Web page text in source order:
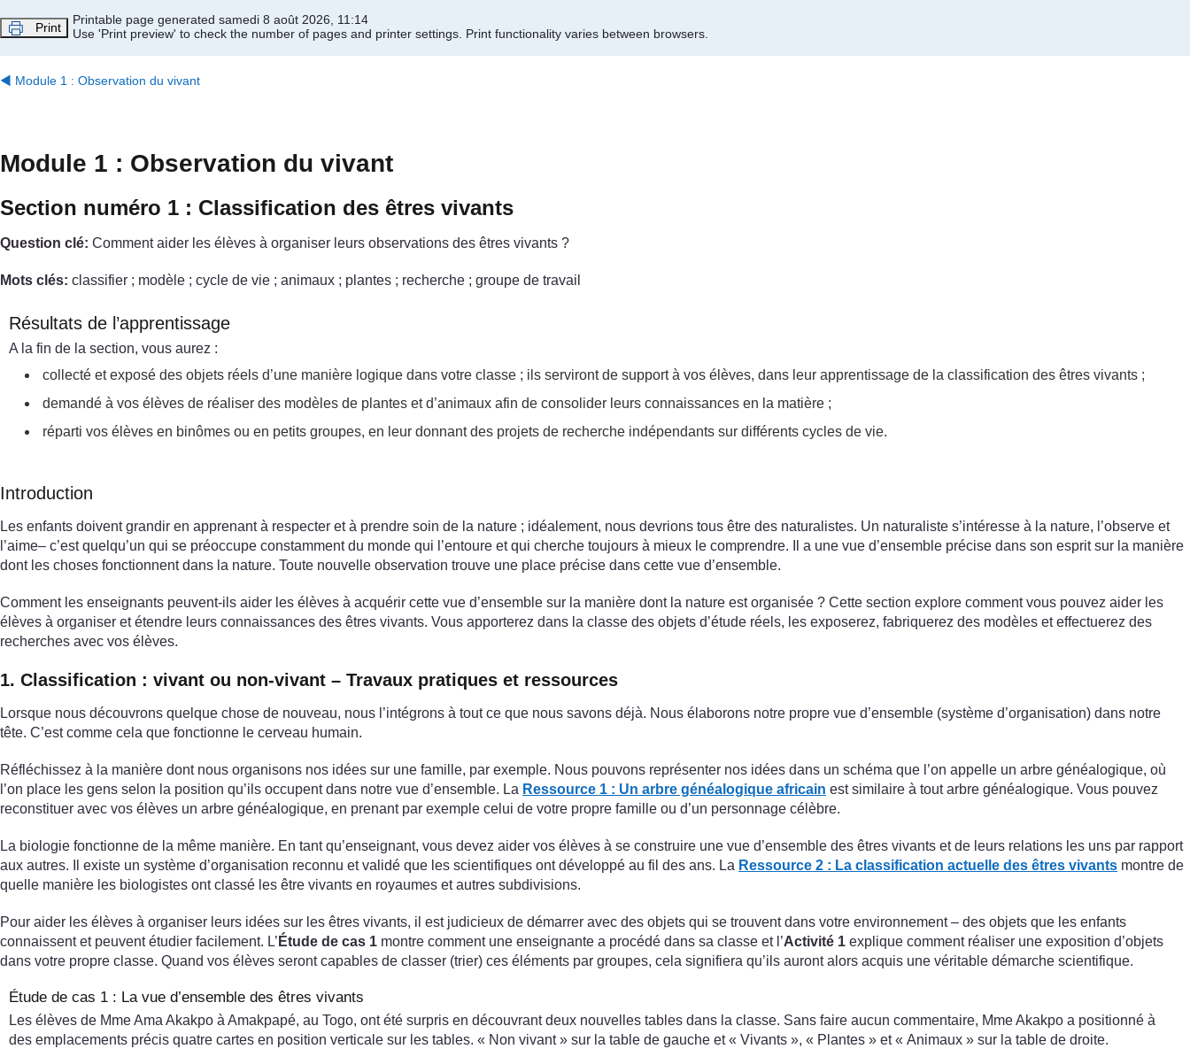
Print
Printable page generated samedi 8 août 2026, 11:14
Use 'Print preview' to check the number of pages and printer settings. Print functionality varies between browsers.
◀︎ Module 1 : Observation du vivant
Module 1 : Observation du vivant
Section numéro 1 : Classification des êtres vivants
Question clé: Comment aider les élèves à organiser leurs observations des êtres vivants ?
Mots clés: classifier ; modèle ; cycle de vie ; animaux ; plantes ; recherche ; groupe de travail
Résultats de l’apprentissage
A la fin de la section, vous aurez :
collecté et exposé des objets réels d’une manière logique dans votre classe ; ils serviront de support à vos élèves, dans leur apprentissage de la classification des êtres vivants ;
demandé à vos élèves de réaliser des modèles de plantes et d’animaux afin de consolider leurs connaissances en la matière ;
réparti vos élèves en binômes ou en petits groupes, en leur donnant des projets de recherche indépendants sur différents cycles de vie.
Introduction
Les enfants doivent grandir en apprenant à respecter et à prendre soin de la nature ; idéalement, nous devrions tous être des naturalistes. Un naturaliste s’intéresse à la nature, l’observe et
l’aime– c’est quelqu’un qui se préoccupe constamment du monde qui l’entoure et qui cherche toujours à mieux le comprendre. Il a une vue d’ensemble précise dans son esprit sur la manière
dont les choses fonctionnent dans la nature. Toute nouvelle observation trouve une place précise dans cette vue d’ensemble.
Comment les enseignants peuvent-ils aider les élèves à acquérir cette vue d’ensemble sur la manière dont la nature est organisée ? Cette section explore comment vous pouvez aider les
élèves à organiser et étendre leurs connaissances des êtres vivants. Vous apporterez dans la classe des objets d’étude réels, les exposerez, fabriquerez des modèles et effectuerez des
recherches avec vos élèves.
1. Classification : vivant ou non-vivant – Travaux pratiques et ressources
Lorsque nous découvrons quelque chose de nouveau, nous l’intégrons à tout ce que nous savons déjà. Nous élaborons notre propre vue d’ensemble (système d’organisation) dans notre
tête. C’est comme cela que fonctionne le cerveau humain.
Réfléchissez à la manière dont nous organisons nos idées sur une famille, par exemple. Nous pouvons représenter nos idées dans un schéma que l’on appelle un arbre généalogique, où
l’on place les gens selon la position qu’ils occupent dans notre vue d’ensemble. La Ressource 1 : Un arbre généalogique africain est similaire à tout arbre généalogique. Vous pouvez
reconstituer avec vos élèves un arbre généalogique, en prenant par exemple celui de votre propre famille ou d’un personnage célèbre.
La biologie fonctionne de la même manière. En tant qu’enseignant, vous devez aider vos élèves à se construire une vue d’ensemble des êtres vivants et de leurs relations les uns par rapport
aux autres. Il existe un système d’organisation reconnu et validé que les scientifiques ont développé au fil des ans. La Ressource 2 : La classification actuelle des êtres vivants montre de
quelle manière les biologistes ont classé les être vivants en royaumes et autres subdivisions.
Pour aider les élèves à organiser leurs idées sur les êtres vivants, il est judicieux de démarrer avec des objets qui se trouvent dans votre environnement – des objets que les enfants
connaissent et peuvent étudier facilement. L’ Étude de cas 1 montre comment une enseignante a procédé dans sa classe et l’Activité 1 explique comment réaliser une exposition d’objets
dans votre propre classe. Quand vos élèves seront capables de classer (trier) ces éléments par groupes, cela signifiera qu’ils auront alors acquis une véritable démarche scientifique.
Étude de cas 1 : La vue d’ensemble des êtres vivants
Les élèves de Mme Ama Akakpo à Amakpapé, au Togo, ont été surpris en découvrant deux nouvelles tables dans la classe. Sans faire aucun commentaire, Mme Akakpo a positionné à
des emplacements précis quatre cartes en position verticale sur les tables. « Non vivant » sur la table de gauche et « Vivants », « Plantes » et « Animaux » sur la table de droite.